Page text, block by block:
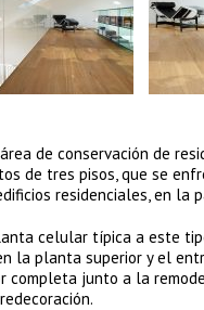
de conservación de
de tres pisos, que se
residenciales, en la
celular típica a este
la planta superior y el
completa junto a la